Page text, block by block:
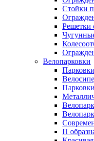
Стойки
Решетки
Велопарковки
П